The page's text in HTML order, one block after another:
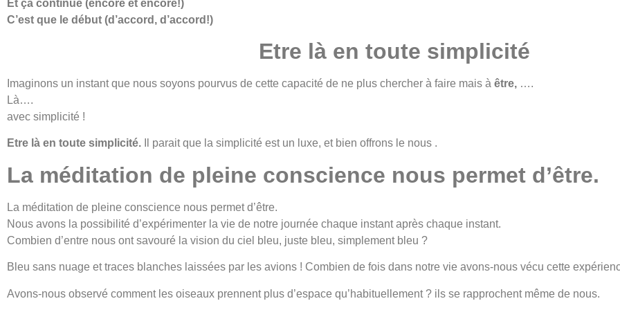
Et ça continue (encore et encore!)
C’est que le début (d’accord, d’accord!)
Etre là en toute simplicité
Imaginons un instant que nous soyons pourvus de cette capacité de ne plus chercher à faire mais à être, ….
Là….
avec simplicité !
Etre là en toute simplicité. Il parait que la simplicité est un luxe, et bien offrons le nous .
La méditation de pleine conscience nous permet d’être.
La méditation de pleine conscience nous permet d’être.
Nous avons la possibilité d’expérimenter la vie de notre journée chaque instant après chaque instant.
Combien d’entre nous ont savouré la vision du ciel bleu, juste bleu, simplement bleu ?
Bleu sans nuage et traces blanches laissées par les avions ! Combien de fois dans notre vie avons-nous vécu cette
Avons-nous observé comment les oiseaux prennent plus d’espace qu’habituellement ? ils se rapprochent même de nous.